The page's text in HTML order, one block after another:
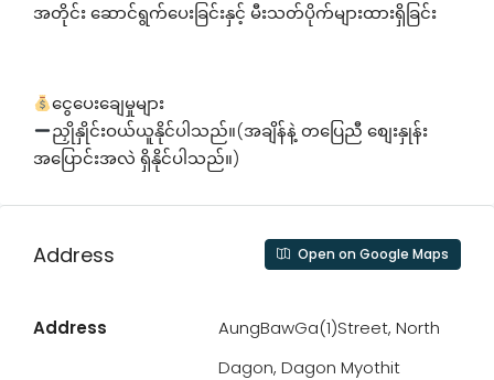
အတိုင်း ဆောင်ရွက်ပေးခြင်းနှင့် မီးသတ်ပိုက်များထားရှိခြင်း
ငွေပေးချေမှုများ
ညှိုနှိုင်းဝယ်ယူနိုင်ပါသည်။(အချိန်နဲ့ တပြေညီ စျေးနှုန်း
အပြောင်းအလဲ ရှိနိုင်ပါသည်။)
Address Open on Google Maps
Address
AungBawGa(1)Street, North
Dagon, Dagon Myothit